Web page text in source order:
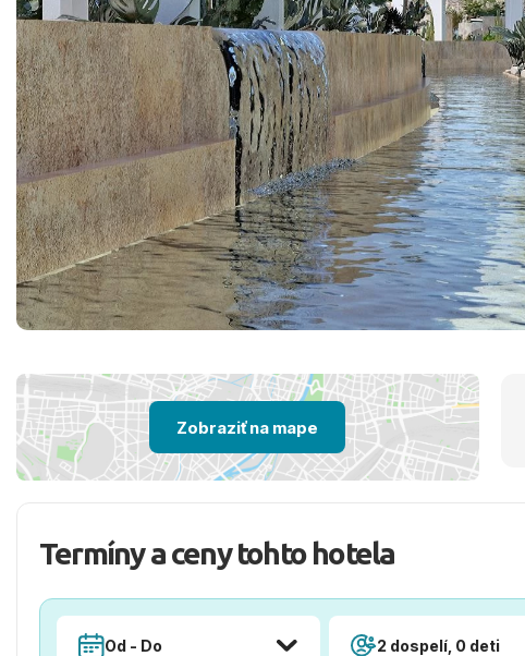
Zobraziť na mape
Termíny a ceny tohto hotela
Od - Do 2 dospelí, 0 deti